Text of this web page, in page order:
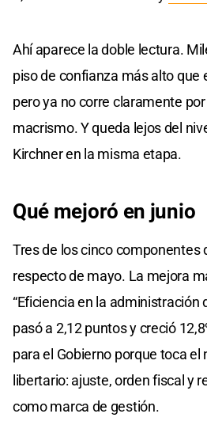
Ahí aparece la doble lectura.
piso de confianza más alto que
pero ya no corre claramente
macrismo. Y queda lejos del
Kirchner en la misma etapa.
Qué mejoró en junio
Tres de los cinco componentes
respecto de mayo. La mejora
“Eficiencia en la administración
pasó a 2,12 puntos y creció
para el Gobierno porque toca el
libertario: ajuste, orden fiscal y
como marca de gestión.